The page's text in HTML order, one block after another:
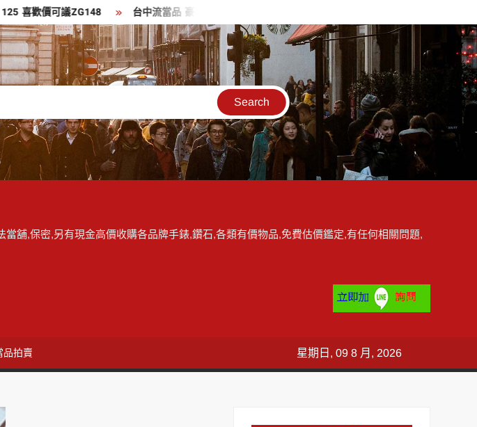
價可議ZG148 台中流當品 豪華 2.1克拉 G色 K金 鑽墬 喜歡價可議ZS263
舖,保密,另有現金高價收購各品牌手錶,鑽石,各類有價物品,免費估價鑑定,有任何相關問題,
品拍賣 星期日, 09 8 月, 2026